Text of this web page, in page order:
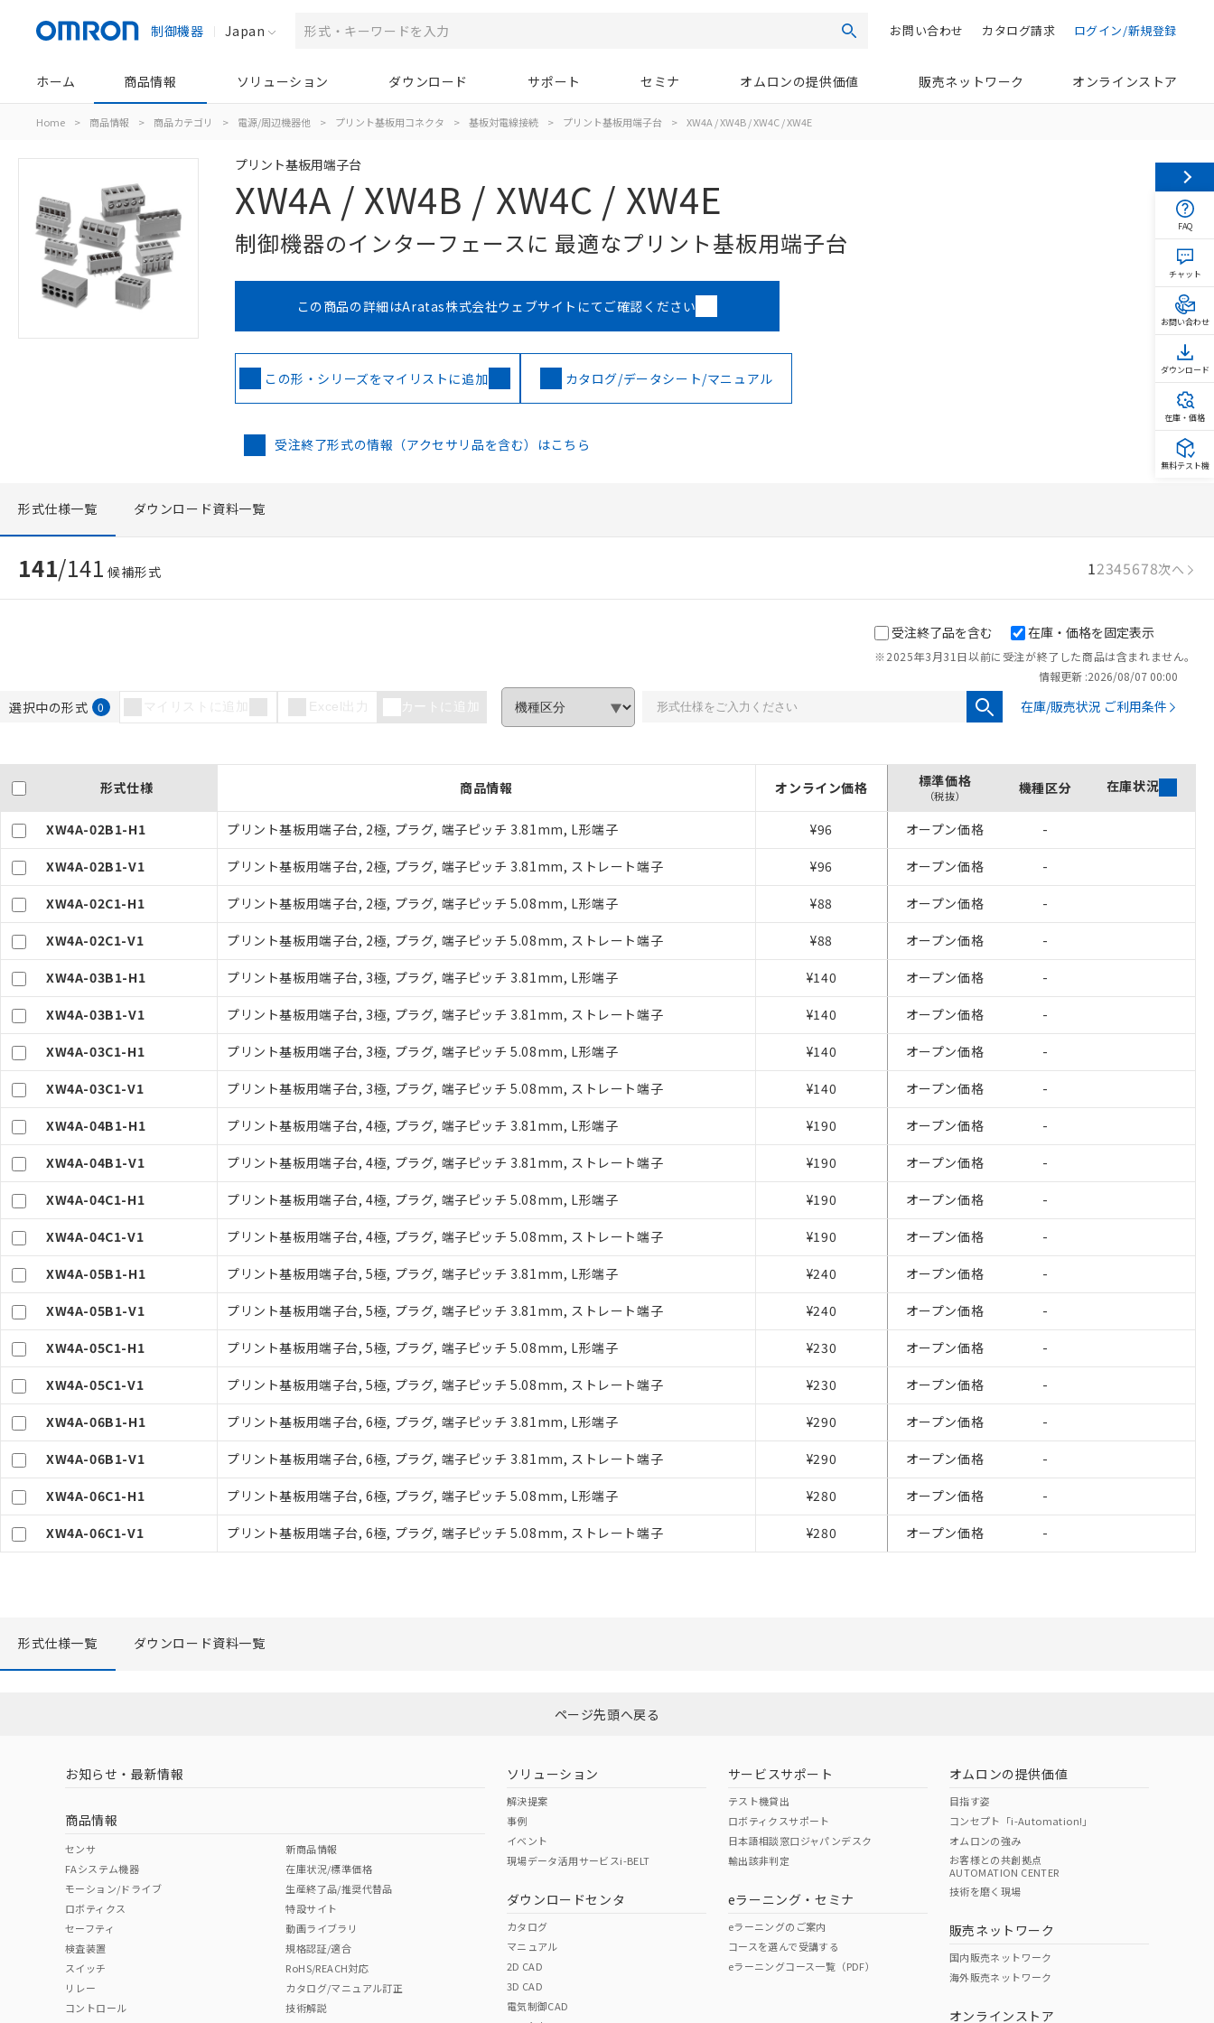
制御機器 Japan 検索 ログイン/新規登録
カタログ請求
お問い合わせ
ホーム 商品情報 ソリューション ダウンロード サポート セミナ オムロンの提供価値 販売ネットワーク オンラインストア
Home > 商品情報 > 商品カテゴリ > 電源/周辺機器他 > プリント基板用コネクタ > 基板対電線接続 > プリント基板用端子台 > XW4A / XW4B / XW4C / XW4E
プリント基板用端子台
XW4A / XW4B / XW4C / XW4E
制御機器のインターフェースに 最適なプリント基板用端子台
この商品の詳細はAratas株式会社ウェブサイトにてご確認ください
この形・シリーズをマイリストに追加 カタログ/データシート/マニュアル
受注終了形式の情報（アクセサリ品を含む）はこちら
形式仕様一覧 ダウンロード資料一覧
141/141 候補形式 12345678次へ
受注終了品を含む
※2025年3月31日以前に受注が終了した商品は含まれません。
在庫・価格を固定表示
選択中の形式 0 マイリストに追加 Excel出力 カートに追加
情報更新 :2026/08/07 00:00
在庫/販売状況 ご利用条件
形式仕様 商品情報 オンライン価格 標準価格
（税抜） 機種区分 在庫状況
XW4A-02B1-H1 プリント基板用端子台, 2極, プラグ, 端子ピッチ 3.81mm, L形端子 ¥96 オープン価格 -
XW4A-02B1-V1 プリント基板用端子台, 2極, プラグ, 端子ピッチ 3.81mm, ストレート端子 ¥96 オープン価格 -
XW4A-02C1-H1 プリント基板用端子台, 2極, プラグ, 端子ピッチ 5.08mm, L形端子 ¥88 オープン価格 -
XW4A-02C1-V1 プリント基板用端子台, 2極, プラグ, 端子ピッチ 5.08mm, ストレート端子 ¥88 オープン価格 -
XW4A-03B1-H1 プリント基板用端子台, 3極, プラグ, 端子ピッチ 3.81mm, L形端子 ¥140 オープン価格 -
XW4A-03B1-V1 プリント基板用端子台, 3極, プラグ, 端子ピッチ 3.81mm, ストレート端子 ¥140 オープン価格 -
XW4A-03C1-H1 プリント基板用端子台, 3極, プラグ, 端子ピッチ 5.08mm, L形端子 ¥140 オープン価格 -
XW4A-03C1-V1 プリント基板用端子台, 3極, プラグ, 端子ピッチ 5.08mm, ストレート端子 ¥140 オープン価格 -
XW4A-04B1-H1 プリント基板用端子台, 4極, プラグ, 端子ピッチ 3.81mm, L形端子 ¥190 オープン価格 -
XW4A-04B1-V1 プリント基板用端子台, 4極, プラグ, 端子ピッチ 3.81mm, ストレート端子 ¥190 オープン価格 -
XW4A-04C1-H1 プリント基板用端子台, 4極, プラグ, 端子ピッチ 5.08mm, L形端子 ¥190 オープン価格 -
XW4A-04C1-V1 プリント基板用端子台, 4極, プラグ, 端子ピッチ 5.08mm, ストレート端子 ¥190 オープン価格 -
XW4A-05B1-H1 プリント基板用端子台, 5極, プラグ, 端子ピッチ 3.81mm, L形端子 ¥240 オープン価格 -
XW4A-05B1-V1 プリント基板用端子台, 5極, プラグ, 端子ピッチ 3.81mm, ストレート端子 ¥240 オープン価格 -
XW4A-05C1-H1 プリント基板用端子台, 5極, プラグ, 端子ピッチ 5.08mm, L形端子 ¥230 オープン価格 -
XW4A-05C1-V1 プリント基板用端子台, 5極, プラグ, 端子ピッチ 5.08mm, ストレート端子 ¥230 オープン価格 -
XW4A-06B1-H1 プリント基板用端子台, 6極, プラグ, 端子ピッチ 3.81mm, L形端子 ¥290 オープン価格 -
XW4A-06B1-V1 プリント基板用端子台, 6極, プラグ, 端子ピッチ 3.81mm, ストレート端子 ¥290 オープン価格 -
XW4A-06C1-H1 プリント基板用端子台, 6極, プラグ, 端子ピッチ 5.08mm, L形端子 ¥280 オープン価格 -
XW4A-06C1-V1 プリント基板用端子台, 6極, プラグ, 端子ピッチ 5.08mm, ストレート端子 ¥280 オープン価格 -
形式仕様一覧 ダウンロード資料一覧
ページ先頭へ戻る
お知らせ・最新情報
商品情報
センサ
FAシステム機器
モーション/ドライブ
ロボティクス
セーフティ
検査装置
スイッチ
リレー
コントロール
新商品情報
在庫状況/標準価格
生産終了品/推奨代替品
特設サイト
動画ライブラリ
規格認証/適合
RoHS/REACH対応
カタログ/マニュアル訂正
技術解説
ソリューション
解決提案
事例
イベント
現場データ活用サービスi-BELT
ダウンロードセンタ
カタログ
マニュアル
2D CAD
3D CAD
電気制御CAD
サービスサポート
テスト機貸出
ロボティクスサポート
日本語相談窓口ジャパンデスク
輸出該非判定
eラーニング・セミナ
eラーニングのご案内
コースを選んで受講する
eラーニングコース一覧（PDF）
オムロンの提供価値
目指す姿
コンセプト「i-Automation!」
オムロンの強み
お客様との共創拠点
AUTOMATION CENTER
技術を磨く現場
販売ネットワーク
国内販売ネットワーク
海外販売ネットワーク
オンラインストア
FAQ
チャット
お問い合わせ
ダウンロード
在庫・価格
無料テスト機
記
号
説明
○ 一定数以上の在庫あり
△ 一定数には満たないが在庫あり
－
在庫なし(最新の在庫状況については、お客様のお取引先、またはお客様担当のオムロン制御
機器販売店・当社販売員にご確認ください)
空
白
受注生産機種、また在庫状況の情報を公開していない機種
ご利用条件
以下の条件をお読みいただき、同意のうえご利用ください。
本サービスは、当社制御機器事業取扱商品の当社在庫状況および標準価格(税抜)を提供させていただ
くものです。
在庫状況および標準価格照会結果は、記載している更新日時点での社内データに基づき作成されるも
のであり、閲覧された時点での実際の在庫および標準価格とは異なる場合があることをご了承くださ
い。
正式な納期状況および標準価格はお客様のお取引先、またはお客様担当のオムロン制御機器販売店・
当社販売員にご相談ください。
オムロン制御機器販売店や当社販売拠点は「 販売ネットワーク
」をご確認ください。
在庫状況および標準価格結果を当社の事前の承諾なく第三者に漏洩または開示しないようお願いしま
す。
マイパーツ機能（部品リスト作成サービス）をご利用いただくには、I-Webメンバーズにご登録され
ている必要があります。
お客様が当ウェブサイト上で当社にご登録された部品リストについて、当社および当社の共同利用者
が、当社の製品・サービスに関するお客様との取引・商談に必要な範囲で利用することをご了承くだ
さい。
※当社の共同利用者とは、"個人情報の共同利用に関して"
の「1.共同利用者の範囲」に記載されて
いる法人を指します。